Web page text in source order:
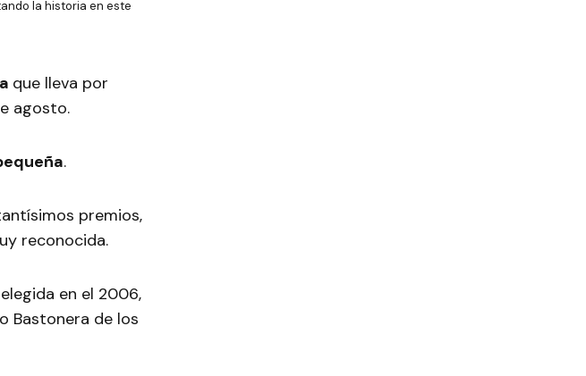
la historia en este
que lleva por
agosto.
.
premios,
reconocida.
en el 2006,
Bastonera de los